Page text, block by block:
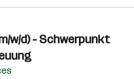
w/d) - Schwerpunkt